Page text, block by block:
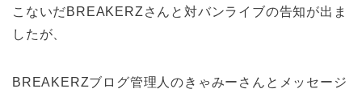
こないだBREAKERZさんと対バンライブの告知が出ま
したが、
BREAKERZブログ管理人のきゃみーさんとメッセージ